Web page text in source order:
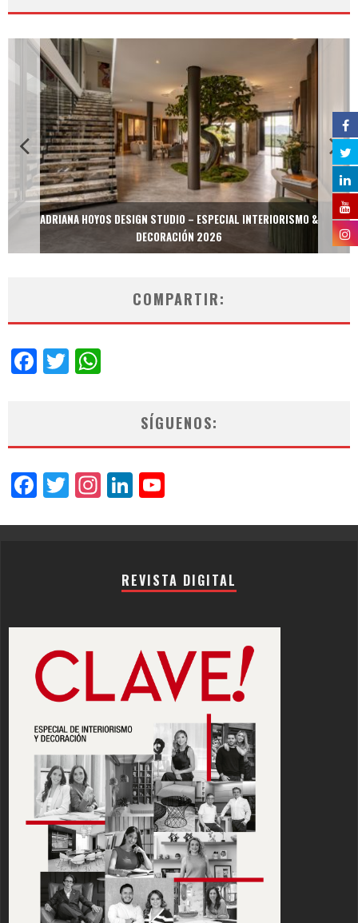
ADRIANA HOYOS DESIGN STUDIO – ESPECIAL INTERIORISMO &
DECORACIÓN 2026
COMPARTIR:
Facebook
Twitter
SÍGUENOS:
Facebook
Twitter
Instagram
LinkedIn
REVISTA DIGITAL